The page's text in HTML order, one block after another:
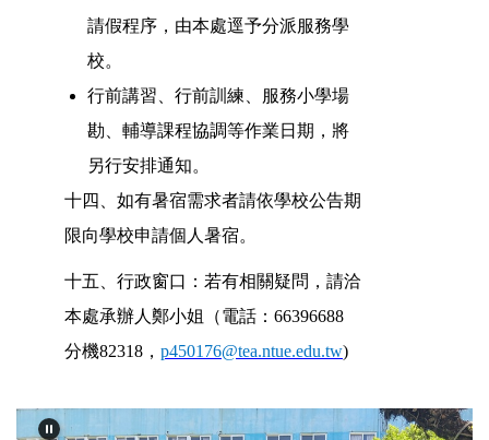
請假程序，由本處逕予分派服務學
校。
行前講習、行前訓練、服務小學場
勘、輔導課程協調等作業日期，將
另行安排通知。
十四、如有暑宿需求者請依學校公告期
限向學校申請個人暑宿。
十五、行政窗口：若有相關疑問，請洽
本處承辦人鄭小姐（電話：66396688
分機82318， p450176@tea.ntue.edu.tw)